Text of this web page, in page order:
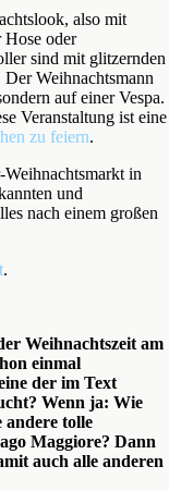
also mit
Hose oder
sind mit glitzernden
Weihnachtsmann
auf einer Vespa.
Veranstaltung ist eine
zu feiern.
in
und
nach einem großen
.
Weihnachtszeit am
einmal
der im Text
Wenn ja: Wie
andere tolle
Maggiore? Dann
auch alle anderen